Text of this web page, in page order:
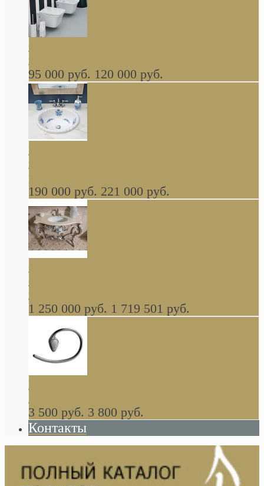
навесное КОМПЛЕКТ
95 000 руб. 120 000 руб.
Decorated Bathroom раковина овальная
встраиваемая для ванной с рисунком синяя
роза В НАЛИЧИИ
190 000 руб. 221 000 руб.
стиле барокко, из массива дерева, светло
коричневый матовый окрас + серебро
1 250 000 руб. 1 719 501 руб.
Khala Colombo аксессуары (серия) В
НАЛИЧИИ
3 500 руб. 3 800 руб.
Контакты